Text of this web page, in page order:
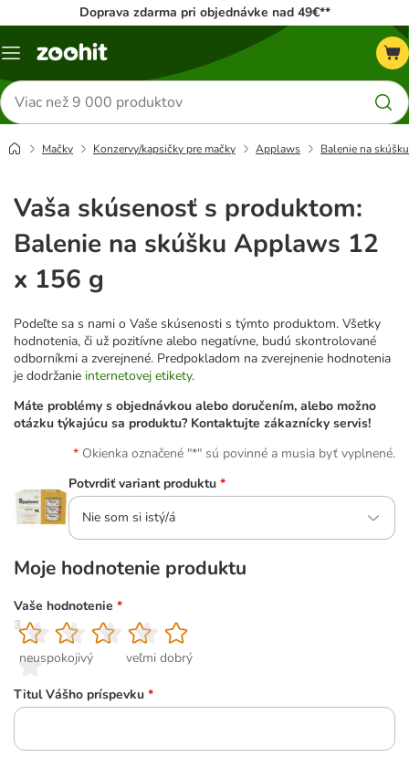
Doprava zdarma pri objednávke nad 49€**
Kategórie
Hľadať
produkty
Mačky Konzervy/kapsičky pre mačky Applaws Balenie na
Vaša skúsenosť s produktom:
Balenie na skúšku Applaws 12
x 156 g
Podeľte sa s nami o Vaše skúsenosti s týmto produktom. Všetky
hodnotenia, či už pozitívne alebo negatívne, budú skontrolované
odborníkmi a zverejnené. Predpokladom na zverejnenie hodnotenia
je dodržanie internetovej etikety.
Máte problémy s objednávkou alebo doručením, alebo možno
otázku týkajúcu sa produktu? Kontaktujte zákaznícky servis!
Okienka označené "*" sú povinné a musia byť vyplnené.
Potvrdiť variant produktu *
Nie som si istý/á
Moje hodnotenie produktu
Vaše hodnotenie *
1
neuspokojivý
2
3
4
5
veľmi dobrý
Titul Vášho príspevku *